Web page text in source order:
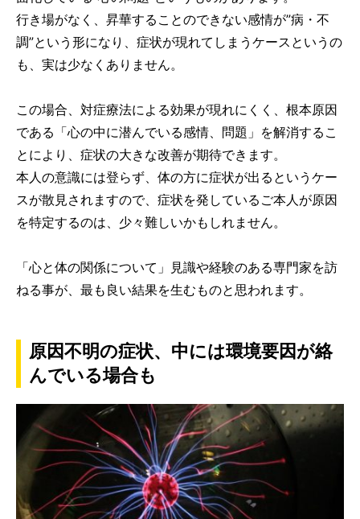
行き場がなく、昇華することのできない感情が”病・不
調”という形になり、症状が現れてしまうケースというの
も、実は少なくありません。
この場合、対症療法による効果が現れにくく、根本原因
である「心の中に潜んでいる感情、問題」を解消するこ
とにより、症状の大きな改善が期待できます。
本人の意識には登らず、体の方に症状が出るというケー
スが散見されますので、症状を発しているご本人が原因
を特定するのは、少々難しいかもしれません。
「心と体の関係について」見識や経験のある専門家を訪
ねる事が、最も良い結果を生むものと思われます。
原因不明の症状、中には環境要因が絡
んでいる場合も